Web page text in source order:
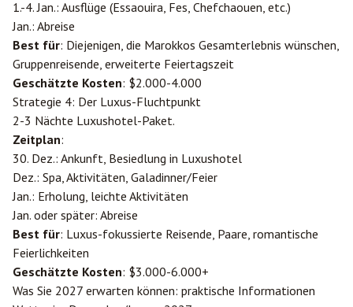
1.-4. Jan.: Ausflüge (Essaouira, Fes, Chefchaouen, etc.)
Jan.: Abreise
Best für: Diejenigen, die Marokkos Gesamterlebnis wünschen,
Gruppenreisende, erweiterte Feiertagszeit
Geschätzte Kosten: $2.000-4.000
Strategie 4: Der Luxus-Fluchtpunkt
2-3 Nächte Luxushotel-Paket.
Zeitplan:
30. Dez.: Ankunft, Besiedlung in Luxushotel
Dez.: Spa, Aktivitäten, Galadinner/Feier
Jan.: Erholung, leichte Aktivitäten
Jan. oder später: Abreise
Best für: Luxus-fokussierte Reisende, Paare, romantische
Feierlichkeiten
Geschätzte Kosten: $3.000-6.000+
Was Sie 2027 erwarten können: praktische Informationen